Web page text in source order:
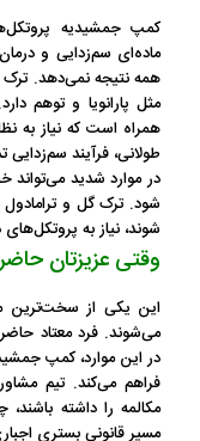
کمپ جمشیدیه
ماده‌ای سم‌زدایی و
همه نتیجه نمی‌دهد. ترک
مثل پارانویا و توهم
همراه است که نیاز به
طولانی، فرآیند
در موارد شدید
شود. ترک گل و
شوند، نیاز به
وقتی عزیزتان
این یکی از سخت‌ترین
می‌شوند. فرد معتاد
در این موارد، کمپ
فراهم می‌کند. تیم
مکالمه را داشته
مسیر قانونی بستری